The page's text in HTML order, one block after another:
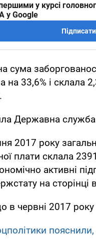
у курсі
у Google
сума
на 33,6% і склала
Державна
2017 року
плати склала
активні
на сторінці
в червні 2017
пояснили,